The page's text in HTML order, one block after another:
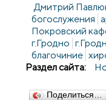
Дмитрий
богослужения
Покровский
г.Гродно
благочиние
Раздел сайта:
Поделиться…